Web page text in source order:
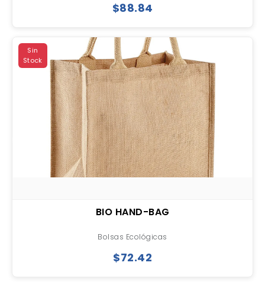
$88.84
Sin
Stock
BIO HAND-BAG
Bolsas Ecológicas
$72.42